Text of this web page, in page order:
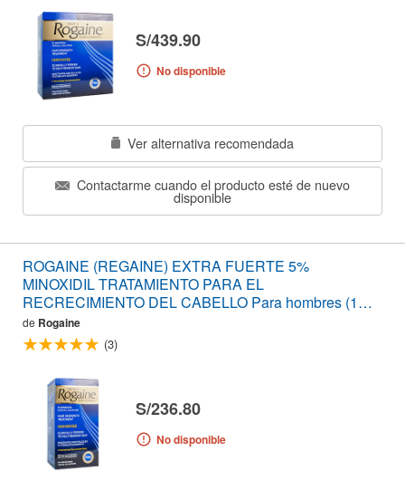
S/439.90
No disponible
Ver alternativa recomendada
Contactarme cuando el producto esté de nuevo
disponible
ROGAINE (REGAINE) EXTRA FUERTE 5%
MINOXIDIL TRATAMIENTO PARA EL
RECRECIMIENTO DEL CABELLO Para hombres (1
mes de suministro)
de Rogaine
(3)
S/236.80
No disponible